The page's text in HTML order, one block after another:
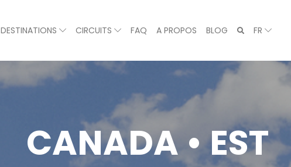
DESTINATIONS CIRCUITS FAQ A PROPOS BLOG FR
CANADA • EST